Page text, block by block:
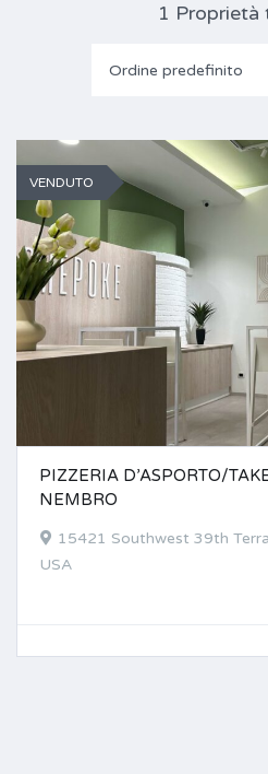
1 Proprietà
Ordine predefinito
VENDUTO
PIZZERIA D’ASPORTO/
NEMBRO
15421 Southwest 39th
USA